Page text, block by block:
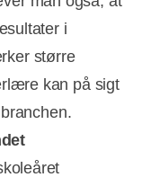
i
større
kan på sigt